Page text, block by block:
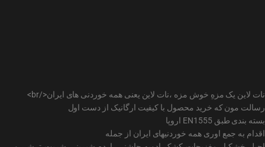
نات لاین یک مزهِ خوش مزه ،نات لاین یعنی همه خوردنی های ایران</br>
رسالت مون که خرید محصول با کیفیت ارگانیک از دست اول
بسته بندی طبق EN1555 اروپا
اقدام به جمع اوری همه خوردنیهای ایران از جمله